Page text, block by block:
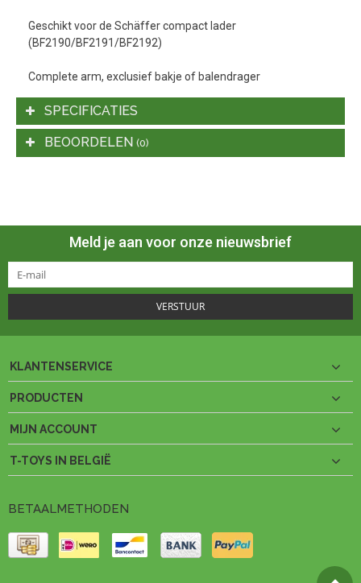
Geschikt voor de Schäffer compact lader
(BF2190/BF2191/BF2192)
Complete arm, exclusief bakje of balendrager
SPECIFICATIES
BEOORDELEN (0)
Meld je aan voor onze nieuwsbrief
VERSTUUR
KLANTENSERVICE
PRODUCTEN
MIJN ACCOUNT
T-TOYS IN BELGIË
BETAALMETHODEN